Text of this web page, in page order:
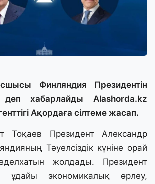
Финляндия Президентін
деп хабарлайды Alashorda.kz
Ақордаға сілтеме жасап.
Тоқаев Президент Александр
Тәуелсіздік күніне орай
жолдады. Президент
ұдайы экономикалық өрлеу,